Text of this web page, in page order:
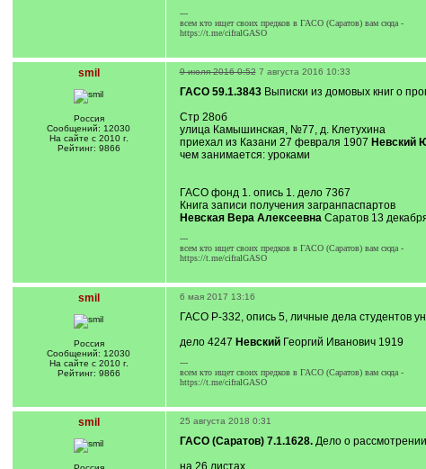
---
всем кто ищет своих предков в ГАСО (Саратов) вам сюда -
https://t.me/cifralGASO
smil
Россия
Сообщений: 12030
На сайте с 2010 г.
Рейтинг: 9866
9 июля 2016 0:52 7 августа 2016 10:33
ГАСО 59.1.3843 Выписки из домовых книг о
Стр 28об
улица Камышинская, №77, д. Клетухина
приехал из Казани 27 февраля 1907 Невский
чем занимается: уроками
ГАСО фонд 1. опись 1. дело 7367
Книга записи получения загранпаспартов
Невская Вера АлексеевнаСаратов 13
---
всем кто ищет своих предков в ГАСО (Саратов) вам сюда -
https://t.me/cifralGASO
smil
Россия
Сообщений: 12030
На сайте с 2010 г.
Рейтинг: 9866
6 мая 2017 13:16
ГАСО Р-332, опись 5, личные дела студентов
дело 4247 НевскийГеоргий Иванович 1919
---
всем кто ищет своих предков в ГАСО (Саратов) вам сюда -
https://t.me/cifralGASO
smil 25 августа 2018 0:31
ГАСО (Саратов) 7.1.1628.Дело о рассмотрении
на 26 листах.